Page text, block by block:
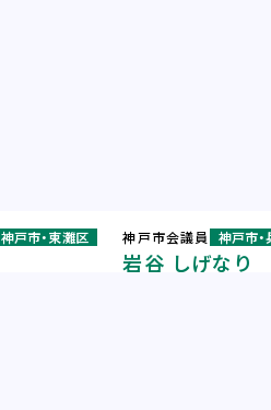
神戸市・東灘区 神戸市会議員 神戸市
岩谷 しげなり